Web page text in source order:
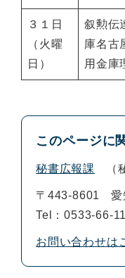
３１日
（火曜
日）
叙勲伝
庫名古
用金庫
このページに
秘書広報課
〒443-8601
愛
Tel：0533-66-
お問い合わせは